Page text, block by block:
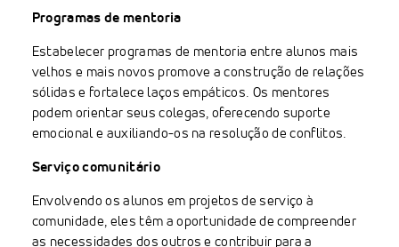
Programas de mentoria
Estabelecer programas de mentoria entre alunos mais
velhos e mais novos promove a construção de relações
sólidas e fortalece laços empáticos. Os mentores
podem orientar seus colegas, oferecendo suporte
emocional e auxiliando-os na resolução de conflitos.
Serviço comunitário
Envolvendo os alunos em projetos de serviço à
comunidade, eles têm a oportunidade de compreender
as necessidades dos outros e contribuir para a